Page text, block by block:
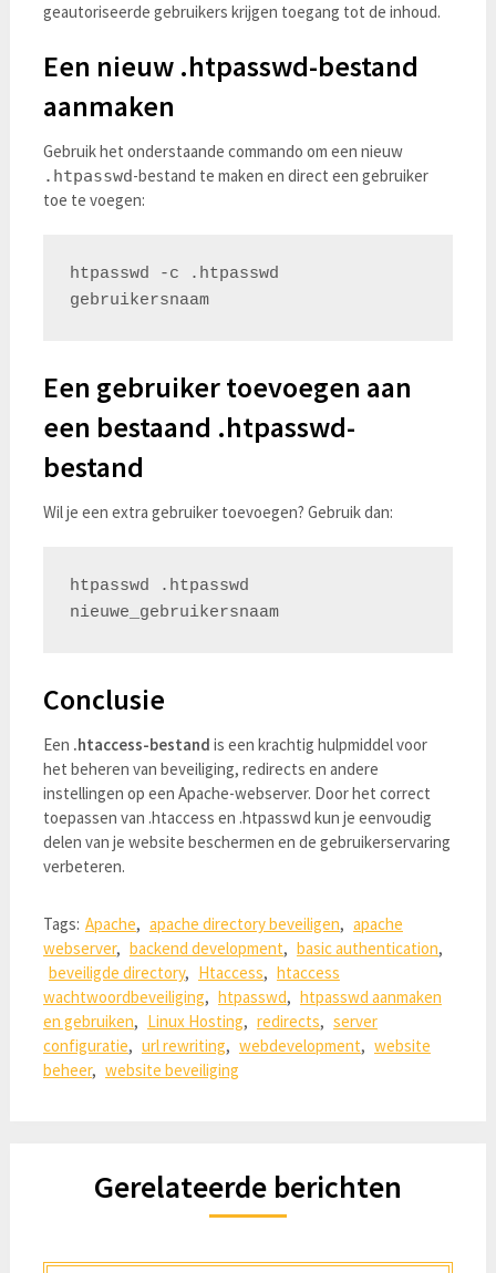
geautoriseerde gebruikers krijgen toegang tot de inhoud.
Een nieuw .htpasswd-bestand
aanmaken
Gebruik het onderstaande commando om een nieuw
.htpasswd-bestand te maken en direct een gebruiker
toe te voegen:
htpasswd -c .htpasswd
gebruikersnaam
Een gebruiker toevoegen aan
een bestaand .htpasswd-
bestand
Wil je een extra gebruiker toevoegen? Gebruik dan:
htpasswd .htpasswd
nieuwe_gebruikersnaam
Conclusie
Een .htaccess-bestand is een krachtig hulpmiddel voor
het beheren van beveiliging, redirects en andere
instellingen op een Apache-webserver. Door het correct
toepassen van .htaccess en .htpasswd kun je eenvoudig
delen van je website beschermen en de gebruikerservaring
verbeteren.
Tags: Apache, apache directory beveiligen, apache
webserver, backend development, basic authentication,
beveiligde directory, Htaccess, htaccess
wachtwoordbeveiliging, htpasswd, htpasswd aanmaken
en gebruiken, Linux Hosting, redirects, server
configuratie, url rewriting, webdevelopment, website
beheer, website beveiliging
Gerelateerde berichten